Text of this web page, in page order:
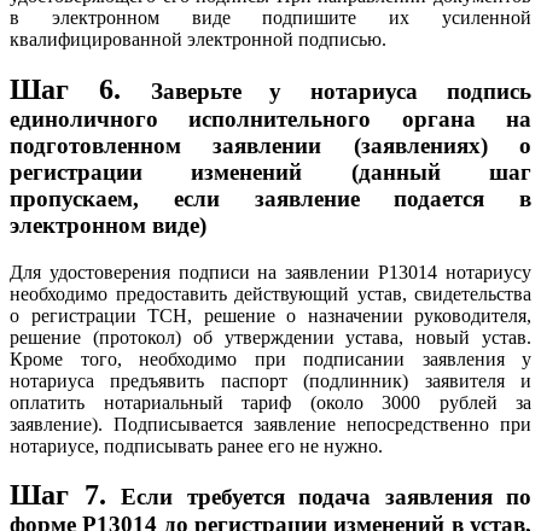
в электронном виде подпишите их усиленной
квалифицированной электронной подписью.
Шаг 6.
Заверьте у нотариуса подпись
единоличного исполнительного органа на
подготовленном заявлении (заявлениях) о
регистрации изменений (данный шаг
пропускаем, если заявление подается в
электронном виде)
Для удостоверения подписи на заявлении Р13014 нотариусу
необходимо предоставить действующий устав, свидетельства
о регистрации ТСН, решение о назначении руководителя,
решение (протокол) об утверждении устава, новый устав.
Кроме того, необходимо при подписании заявления у
нотариуса предъявить паспорт (подлинник) заявителя и
оплатить нотариальный тариф (около 3000 рублей за
заявление). Подписывается заявление непосредственно при
нотариусе, подписывать ранее его не нужно.
Шаг 7.
Если требуется подача заявления по
форме P13014 до регистрации изменений в устав,